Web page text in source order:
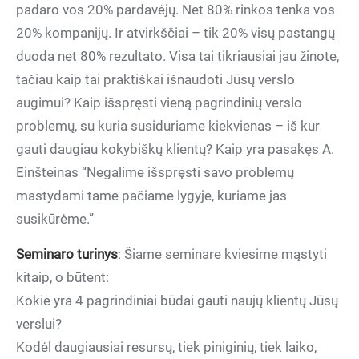
padaro vos 20% pardavėjų. Net 80% rinkos tenka vos
20% kompanijų. Ir atvirkščiai – tik 20% visų pastangų
duoda net 80% rezultato. Visa tai tikriausiai jau žinote,
tačiau kaip tai praktiškai išnaudoti Jūsų verslo
augimui? Kaip išspręsti vieną pagrindinių verslo
problemų, su kuria susiduriame kiekvienas – iš kur
gauti daugiau kokybiškų klientų? Kaip yra pasakęs A.
Einšteinas “Negalime išspręsti savo problemų
mastydami tame pačiame lygyje, kuriame jas
susikūrėme.”
Seminaro turinys: Šiame seminare kviesime mąstyti
kitaip, o būtent:
Kokie yra 4 pagrindiniai būdai gauti naujų klientų Jūsų
verslui?
Kodėl daugiausiai resursų, tiek piniginių, tiek laiko,